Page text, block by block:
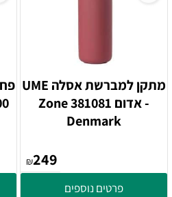
מתקן למברשת אסלה UME
- אדום 381081 Zone
Denmark
₪249
פרטים נוספים